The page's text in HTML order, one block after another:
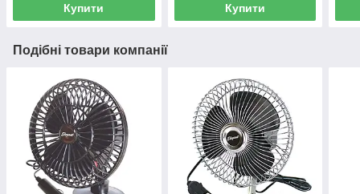
Купити Купити
Подібні товари компанії